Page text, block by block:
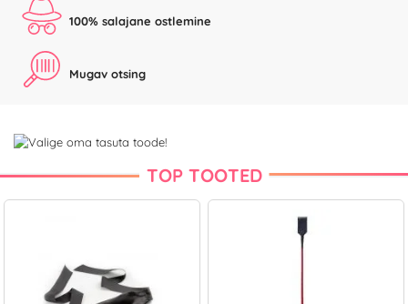
100% salajane ostlemine
Mugav otsing
TOP TOOTED